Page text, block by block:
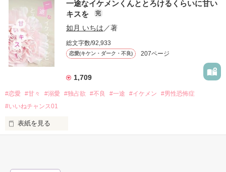
「澪ちゃん。」
それは止まっていた恋が再び動き始める合図──。
✨.ﾟ･*..☆.｡.:*✨.☆.｡.:. *:ﾟ✨.ﾟ･*..☆.｡.:*✨
冴木澪-SaekiMio
基本女子に冷たいのに澪にはわんこ男子になる
作品を読む
一途なイケメンくんととろけるくらいに甘い
キスを
完
如月 いちは ／著
総文字数/92,933
恋愛(キケン・ダーク・不良) 207ページ
1,709
#恋愛 #甘々 #溺愛 #独占欲 #不良 #一途 #イケメン
#男性恐怖症
#いいねチャンス01
表紙を見る